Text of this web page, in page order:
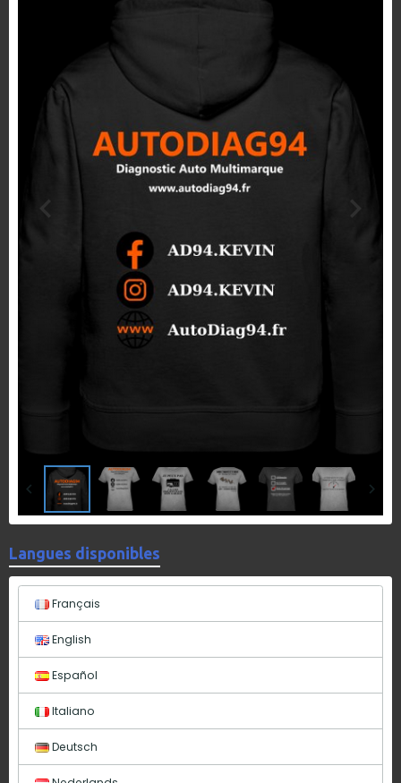
Langues disponibles
Français
English
Español
Italiano
Deutsch